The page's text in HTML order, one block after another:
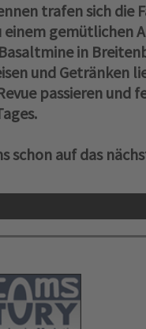
trafen sich die
einem gemütlichen
in
und Getränken
passieren und
schon auf das